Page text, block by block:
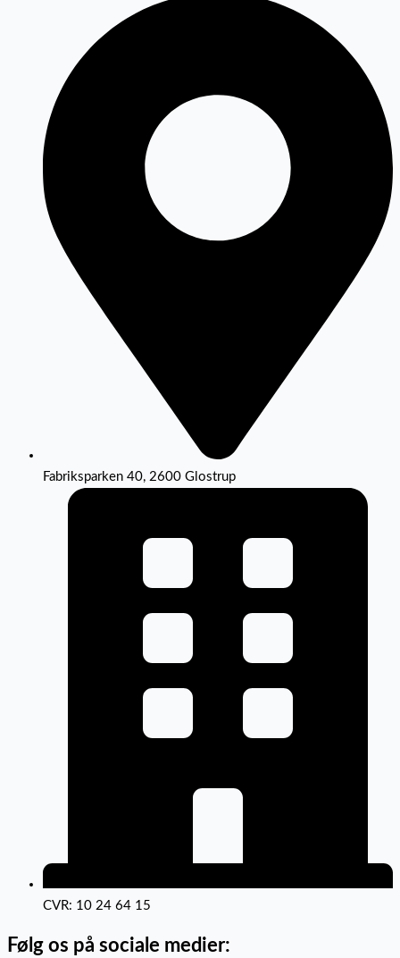
Fabriksparken 40, 2600 Glostrup
CVR: 10 24 64 15
Følg os på sociale medier: